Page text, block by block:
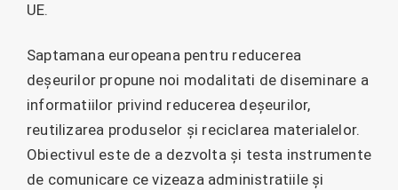
UE.
Saptamana europeana pentru reducerea
deșeurilor propune noi modalitati de diseminare a
informatiilor privind reducerea deșeurilor,
reutilizarea produselor și reciclarea materialelor.
Obiectivul este de a dezvolta și testa instrumente
de comunicare ce vizeaza administratiile și